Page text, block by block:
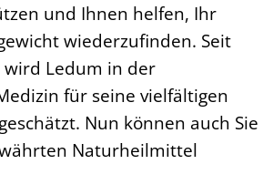
und Ihnen helfen, Ihr
wiederzufinden. Seit
Ledum in der
für seine vielfältigen
Nun können auch Sie
Naturheilmittel